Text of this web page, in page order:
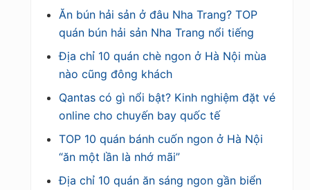
Ăn bún hải sản ở đâu Nha Trang? TOP
quán bún hải sản Nha Trang nổi tiếng
Địa chỉ 10 quán chè ngon ở Hà Nội mùa
nào cũng đông khách
Qantas có gì nổi bật? Kinh nghiệm đặt vé
online cho chuyến bay quốc tế
TOP 10 quán bánh cuốn ngon ở Hà Nội
“ăn một lần là nhớ mãi”
Địa chỉ 10 quán ăn sáng ngon gần biển